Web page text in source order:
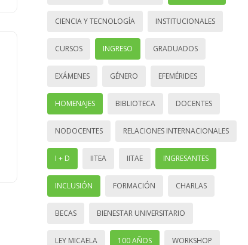
CIENCIA Y TECNOLOGÍA INSTITUCIONALES
CURSOS INGRESO GRADUADOS
EXÁMENES GÉNERO EFEMÉRIDES
HOMENAJES BIBLIOTECA DOCENTES
NODOCENTES RELACIONES INTERNACIONALES
I + D IITEA IITAE INGRESANTES
INCLUSIÓN FORMACIÓN CHARLAS
BECAS BIENESTAR UNIVERSITARIO
LEY MICAELA 100 AÑOS WORKSHOP